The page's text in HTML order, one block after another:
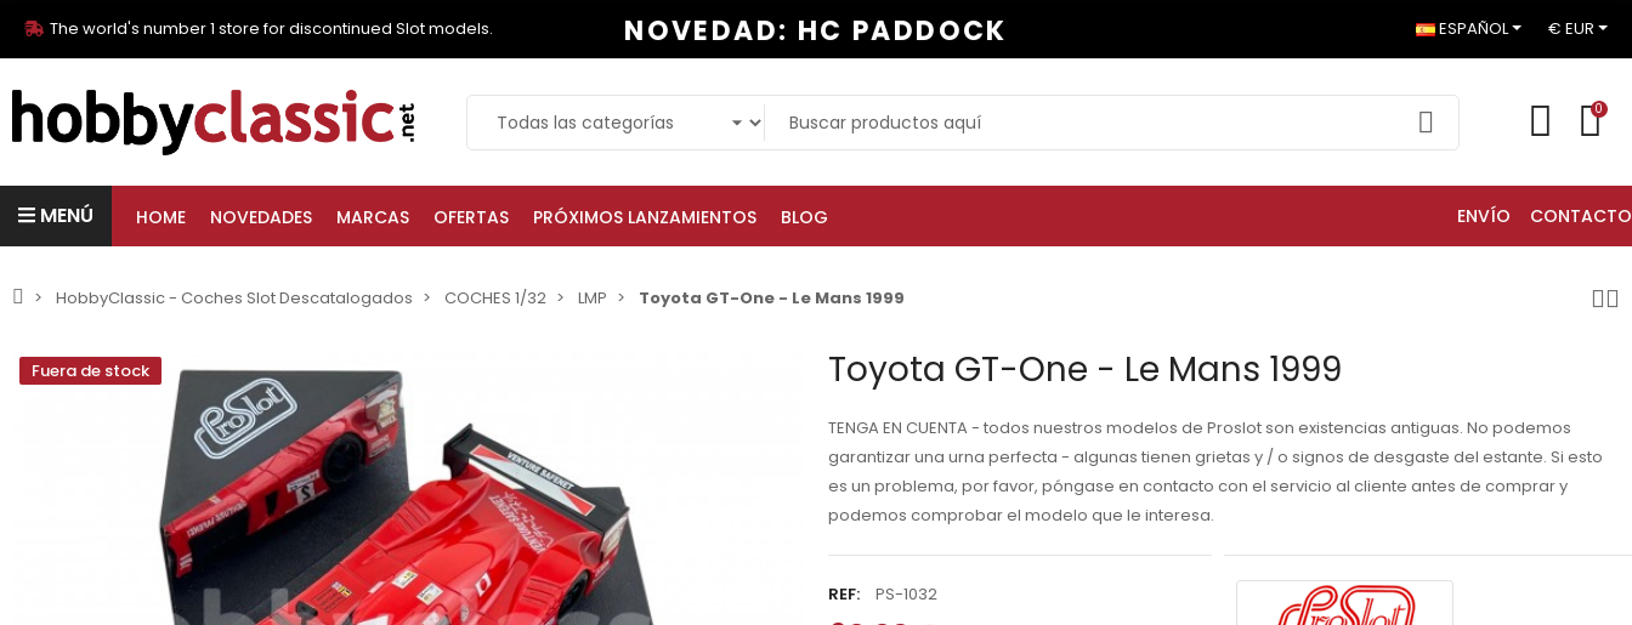
The world's number 1 store for discontinued Slot models. NOVEDAD: HC PADDOCK ESPAÑOL € EUR
0
MENÚ HOME NOVEDADES MARCAS OFERTAS PRÓXIMOS LANZAMIENTOS BLOG ENVÍO CONTACTO
HobbyClassic - Coches Slot Descatalogados COCHES 1/32 LMP Toyota GT-One - Le Mans 1999
Fuera de stock Toyota GT-One - Le Mans 1999
TENGA EN CUENTA - todos nuestros modelos de Proslot son existencias antiguas. No podemos
garantizar una urna perfecta - algunas tienen grietas y / o signos de desgaste del estante. Si esto
es un problema, por favor, póngase en contacto con el servicio al cliente antes de comprar y
podemos comprobar el modelo que le interesa.
REF: PS-1032